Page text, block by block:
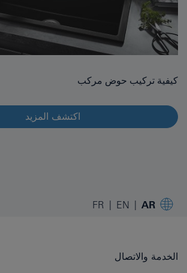
كيفية تركيب حوض مركب
اكتشف المزيد
AR
EN
FR
الخدمة والاتصال